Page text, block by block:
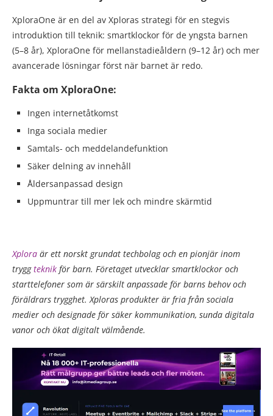
XploraOne är en del av Xploras strategi för en stegvis
introduktion till teknik: smartklockor för de yngsta barnen
(5–8 år), XploraOne för mellanstadieåldern (9–12 år) och mer
avancerade lösningar först när barnet är redo.
Fakta om XploraOne:
Ingen internetåtkomst
Inga sociala medier
Samtals- och meddelandefunktion
Säker delning av innehåll
Åldersanpassad design
Uppmuntrar till mer lek och mindre skärmtid
Xplora är ett norskt grundat techbolag och en pionjär inom
tryggteknik för barn. Företaget utvecklar smartklockor och
starttelefoner som är särskilt anpassade för barns behov och
föräldrars trygghet. Xploras produkter är fria från sociala
medier och designade för säker kommunikation, sunda digitala
vanor och ökat digitalt välmående.